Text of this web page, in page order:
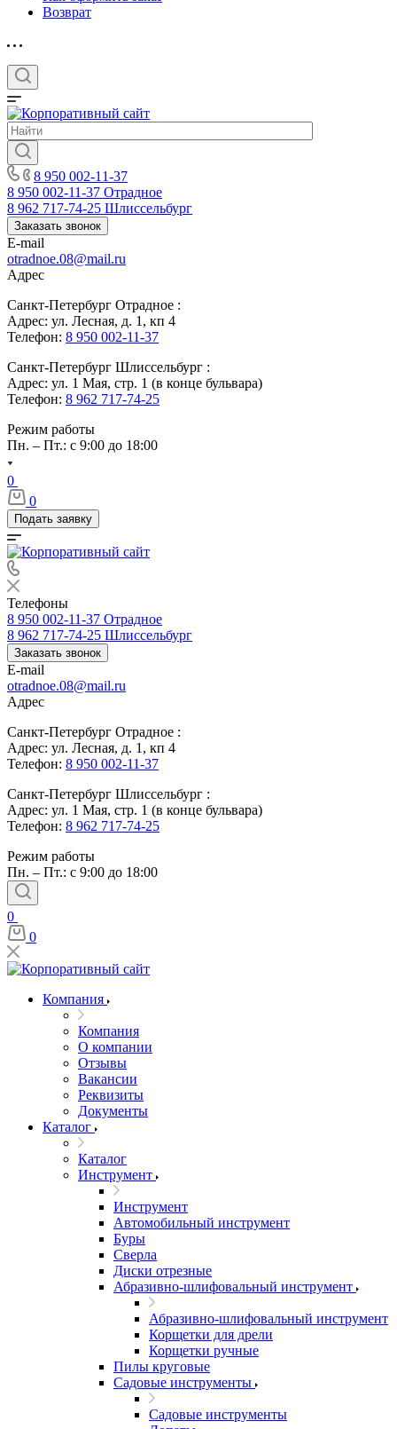
Возврат
8 950 002-11-37
8 950 002-11-37 Отрадное
8 962 717-74-25 Шлиссельбург
Заказать звонок
E-mail
otradnoe.08@mail.ru
Адрес
Санкт-Петербург Отрадное :
Адрес: ул. Лесная, д. 1, кп 4
Телефон: 8 950 002-11-37
Санкт-Петербург Шлиссельбург :
Адрес: ул. 1 Мая, стр. 1 (в конце бульвара)
Телефон: 8 962 717-74-25
Режим работы
Пн. – Пт.: с 9:00 до 18:00
0
0
Подать заявку
Телефоны
8 950 002-11-37 Отрадное
8 962 717-74-25 Шлиссельбург
Заказать звонок
E-mail
otradnoe.08@mail.ru
Адрес
Санкт-Петербург Отрадное :
Адрес: ул. Лесная, д. 1, кп 4
Телефон: 8 950 002-11-37
Санкт-Петербург Шлиссельбург :
Адрес: ул. 1 Мая, стр. 1 (в конце бульвара)
Телефон: 8 962 717-74-25
Режим работы
Пн. – Пт.: с 9:00 до 18:00
0
0
Компания
Компания
О компании
Отзывы
Вакансии
Реквизиты
Документы
Каталог
Каталог
Инструмент
Инструмент
Автомобильный инструмент
Буры
Сверла
Диски отрезные
Абразивно-шлифовальный инструмент
Абразивно-шлифовальный инструмент
Корщетки для дрели
Корщетки ручные
Пилы круговые
Садовые инструменты
Садовые инструменты